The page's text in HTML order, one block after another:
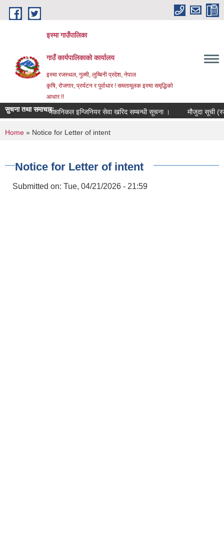
Skip to main content
इस्मा गाउँपालिका
गाउँ कार्यपालिकाको कार्यालय
इस्मा रजस्थल, गुल्मी, लुम्बिनी प्रदेश, नेपाल
कृषि, रोजगार, प्रर्यटन र पुर्वाधार ! समतामूलक इस्मा समृद्धिको
आधार !!
सुचना तथा समाचारःमेकानिकल इन्जिनियर सेवा खरिद सम्बन्धी सूचना । मौजुदा सूची
You are here
Home » Notice for Letter of intent
Notice for Letter of intent
Submitted on: Tue, 04/21/2026 - 21:59